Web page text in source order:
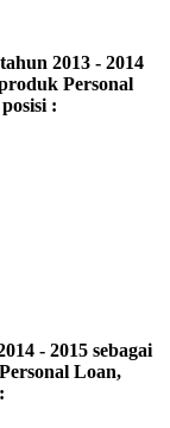
2013 - 2014
Personal
:
- 2015 sebagai
Loan,